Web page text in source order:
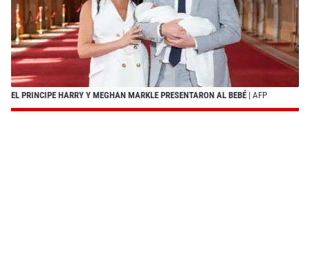
EL PRINCIPE HARRY Y MEGHAN MARKLE PRESENTARON AL BEBÉ | AFP